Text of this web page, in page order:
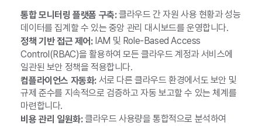
통합 모니터링 플랫폼 구축:클라우드 간 자원 사용 현황과 성능
데이터를 집계할 수 있는 중앙 관리 대시보드를 운영합니다.
정책 기반 접근 제어:IAM 및 Role-Based Access
Control(RBAC)을 활용하여 모든 클라우드 계정과 서비스에
일관된 보안 정책을 적용합니다.
컴플라이언스 자동화:서로 다른 클라우드 환경에서도 보안 및
규제 준수를 지속적으로 검증하고 자동 보고할 수 있는 체계를
마련합니다.
비용 관리 일원화:클라우드 사용량을 통합적으로 분석하여